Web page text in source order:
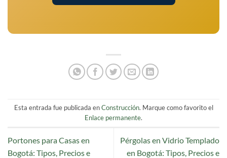
Esta entrada fue publicada enConstrucción. Marque como favorito el
Enlace permanente.
Portones para Casas en
Bogotá: Tipos, Precios e
Pérgolas en Vidrio Templado
en Bogotá: Tipos, Precios e